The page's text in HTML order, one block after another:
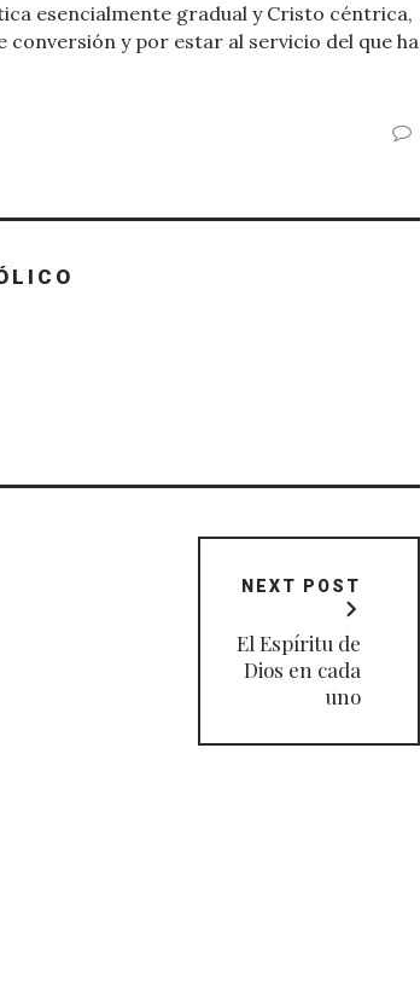
esencialmente gradual y Cristo céntrica,
y por estar al servicio del que ha
NEXT POST
El Espíritu de
Dios en cada
uno